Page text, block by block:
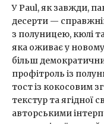
У Paul, як завжди,
десерти —
з полуницею, кюлі
яка оживає у
більш
профітроль із
тост із кокосовим
текстур та ягідної
авторськими